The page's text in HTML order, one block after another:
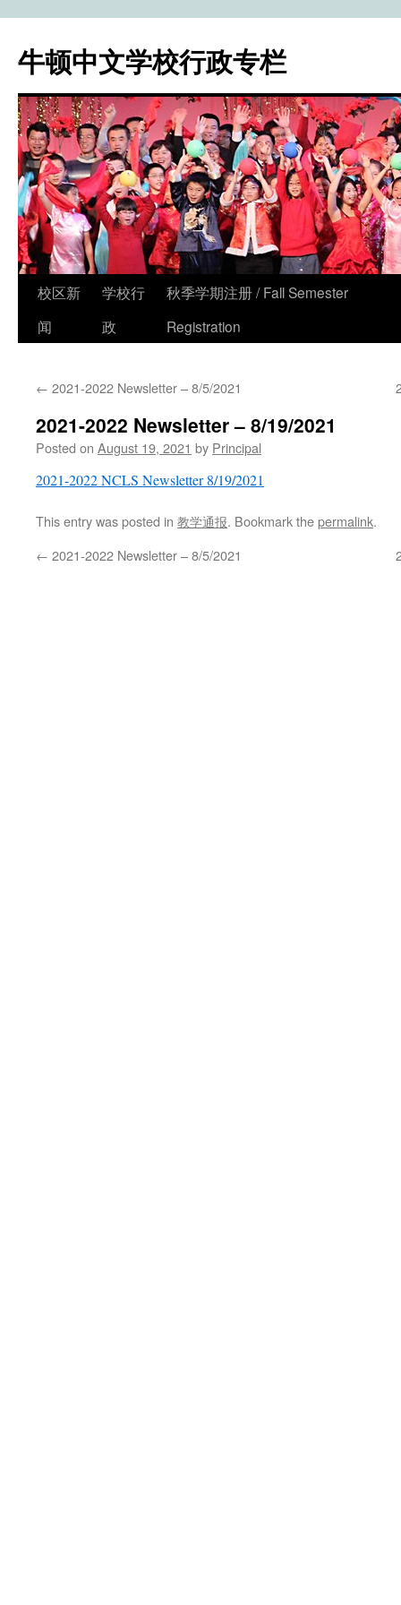
牛顿中文学校行政专栏
Skip
校区新
闻
学校行
政
秋季学期注册 / Fall Semester
Registration
← 2021-2022 Newsletter – 8/5/2021
2021-2022 Newsletter – 8/19/2021
Posted on August 19, 2021 by Principal
2021-2022 NCLS Newsletter 8/19/2021
This entry was posted in 教学通报. Bookmark thepermalink.
← 2021-2022 Newsletter – 8/5/2021